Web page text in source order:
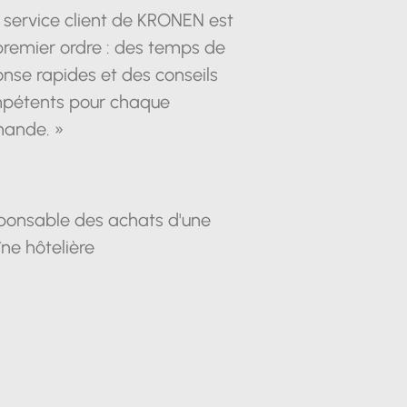
service client de KRONEN est
ordre : des temps de
rapides et des conseils
pour chaque
»
des achats d'une
hôtelière